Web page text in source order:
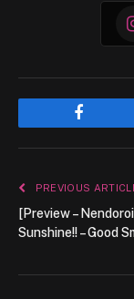
PREVIOUS
[Preview –
Sunshine!! – Good